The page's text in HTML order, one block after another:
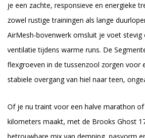
je een zachte, responsieve en energieke
zowel rustige trainingen als lange
AirMesh-bovenwerk omsluit je voet
ventilatie tijdens warme runs. De
flexgroeven in de tussenzool zorgen voor
stabiele overgang van hiel naar teen,
Of je nu traint voor een halve marathon
kilometers maakt, met de Brooks Ghost